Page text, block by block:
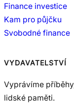
Finance investice
Kam pro půjčku
Svobodné finance
VYDAVATELSTVÍ
Vyprávíme
lidské paměti.